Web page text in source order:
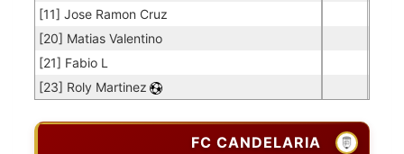
[11] Jose Ramon Cruz
[20] Matias Valentino
[21] Fabio L
[23] Roly Martinez
FC CANDELARIA